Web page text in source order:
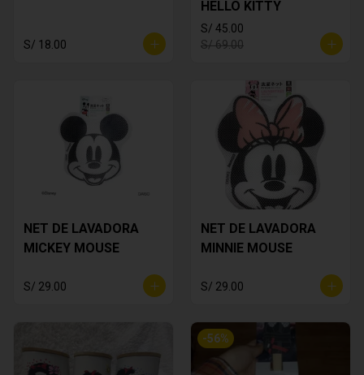
S/ 18.00
HELLO KITTY
S/ 45.00
S/ 69.00
NET DE LAVADORA
MICKEY MOUSE
S/ 29.00
NET DE LAVADORA
MINNIE MOUSE
S/ 29.00
-56%